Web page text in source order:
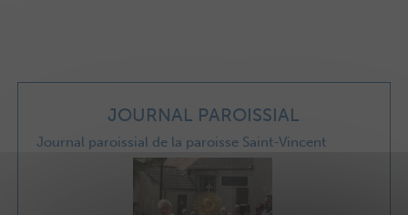
JOURNAL PAROISSIAL
Journal paroissial de la paroisse Saint-Vincent